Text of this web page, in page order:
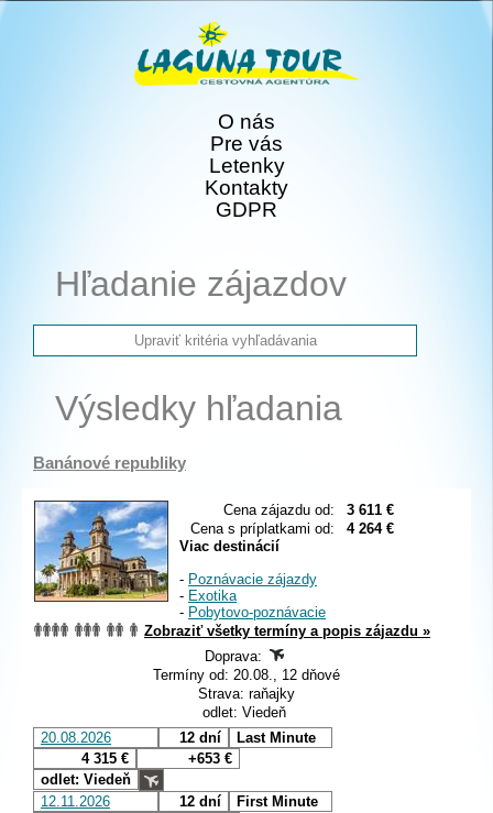
O nás
Pre vás
Letenky
Kontakty
GDPR
Hľadanie zájazdov
Výsledky hľadania
Banánové republiky
Cena zájazdu od:
3 611 €
Cena s príplatkami od:
4 264 €
Viac destinácií
- Poznávacie zájazdy
- Exotika
- Pobytovo-poznávacie
Zobraziť všetky termíny a popis zájazdu »
Doprava:
Termíny od: 20.08., 12 dňové
Strava: raňajky
odlet: Viedeň
20.08.2026
12 dní
Last Minute
4 315 €
+653 €
odlet: Viedeň
12.11.2026
12 dní
First Minute